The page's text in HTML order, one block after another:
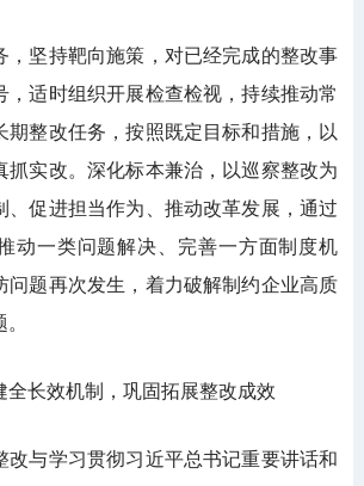
坚持靶向施策，对已经完成的整改事
，适时组织开展检查检视，持续推动常
期整改任务，按照既定目标和措施，以
抓实改。深化标本兼治，以巡察整改为
、促进担当作为、推动改革发展，通过
动一类问题解决、完善一方面制度机
问题再次发生，着力破解制约企业高质
长效机制，巩固拓展整改成效
与学习贯彻习近平总书记重要讲话和